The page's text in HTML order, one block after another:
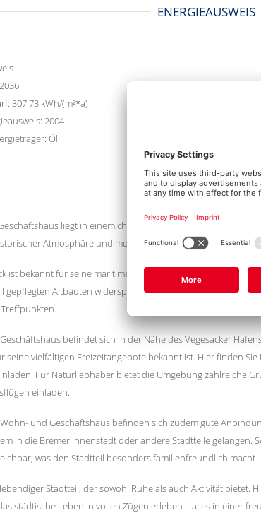
ENERGIEAUSWEIS
307.73 kWh/(m²*a)
2004
Öl
LAGE:
liegt in einem charmanten und lebendigen Teil
Atmosphäre und modernem Wohnen besticht.
ist bekannt für seine maritime Geschichte, die sich in den
gepflegten Altbauten widerspiegelt. Der Stadtteil bietet eine
befindet sich in der Nähe des Vegesacker
seine vielfältigen Freizeitangebote bekannt ist. Hier finden
Für Naturliebhaber bietet die Umgebung zahlreiche
einladen.
und Geschäftshaus befinden sich zudem gute
in die Bremer Innenstadt oder andere Stadtteile gelangen.
was den Stadtteil besonders familienfreundlich macht.
Stadtteil, der sowohl Ruhe als auch Aktivität bietet.
städtische Leben in vollen Zügen erleben – alles in einer